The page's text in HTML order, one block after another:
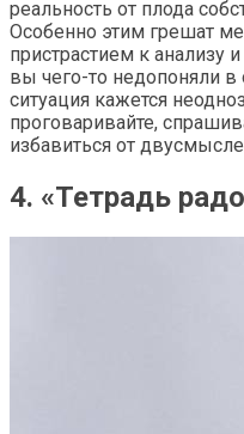
реальность от плода
Особенно этим грешат
пристрастием к анализу
вы чего-то недопоняли
ситуация кажется
проговаривайте,
избавиться от
4. «Тетрадь